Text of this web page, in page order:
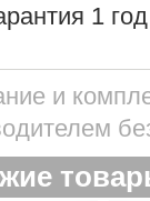
1
и